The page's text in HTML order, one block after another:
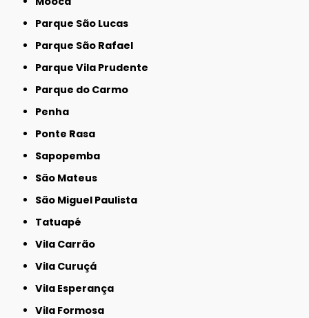
Parque São Lucas
Parque São Rafael
Parque Vila Prudente
Parque do Carmo
Penha
Ponte Rasa
Sapopemba
São Mateus
São Miguel Paulista
Tatuapé
Vila Carrão
Vila Curuçá
Vila Esperança
Vila Formosa